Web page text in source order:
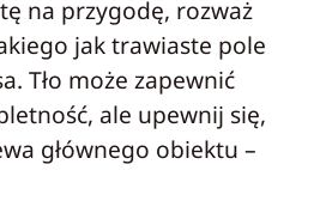
na przygodę, rozważ
jak trawiaste pole
Tło może zapewnić
ale upewnij się,
głównego obiektu –